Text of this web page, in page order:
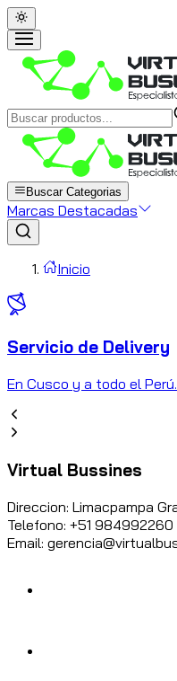
Buscar Categorias
Marcas Destacadas
Inicio
Servicio de Delivery
En Cusco y a todo el Perú.
Virtual Bussines
Direccion: Limacpampa
Telefono: +51 984992260
Email: